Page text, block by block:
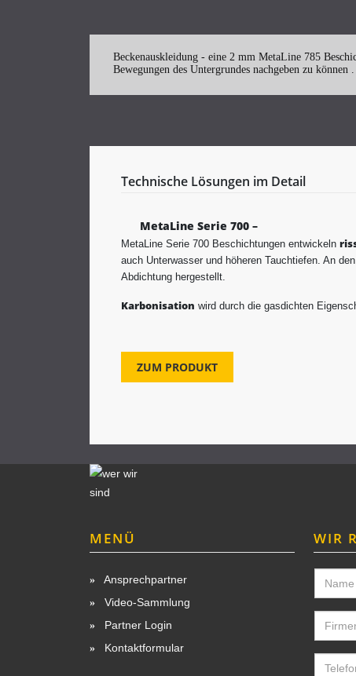
Beckenauskleidung - eine 2 mm MetaLine 785
Bewegungen des Untergrundes nachgeben zu können .
Technische Lösungen im Detail
MetaLine Serie 700 –
MetaLine Serie 700 Beschichtungen entwickeln
auch Unterwasser und höheren Tauchtiefen. An
Abdichtung hergestellt.
Karbonisation wird durch die gasdichten
ZUM PRODUKT
MENÜ
Ansprechpartner
Video-Sammlung
Partner Login
Kontaktformular
WIR